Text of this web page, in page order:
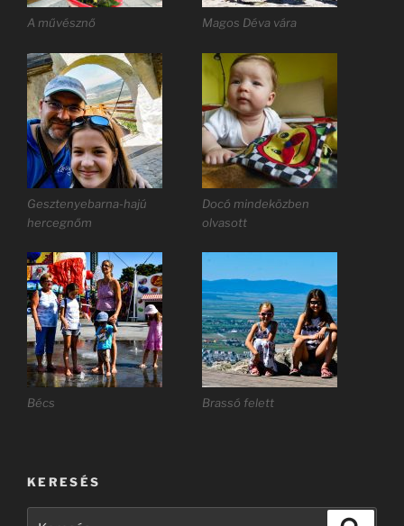
A művésznő Magos Déva vára
Gesztenyebarna-hajú
hercegnőm
Docó mindeközben
olvasott
Bécs Brassó felett
KERESÉS